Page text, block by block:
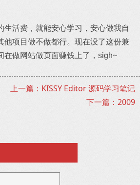
生活费，就能安心学习，安心做我自
他项目做不做都行。现在没了这份兼
在做网站做页面赚钱上了，sigh~
上一篇：KISSY Editor 源码学习笔记
下一篇：2009